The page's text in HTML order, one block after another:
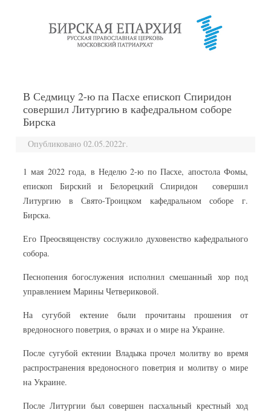
В Седмицу 2-ю па Пасхе епископ Спиридон
совершил Литургию в кафедральном соборе
Бирска
Опубликовано 02.05.2022г.
1 мая 2022 года, в Неделю 2-ю по Пасхе, апостола Фомы,
епископ Бирский и Белорецкий Спиридон совершил
Литургию в Свято-Троицком кафедральном соборе г.
Бирска.
Его Преосвященству сослужило духовенство кафедрального
собора.
Песнопения богослужения исполнил смешанный хор под
управлением Марины Четвериковой.
На сугубой ектение были прочитаны прошения от
вредоносного поветрия, о врачах и о мире на Украине.
После сугубой ектении Владыка прочел молитву во время
распространения вредоносного поветрия и молитву о мире
на Украине.
После Литургии был совершен пасхальный крестный ход